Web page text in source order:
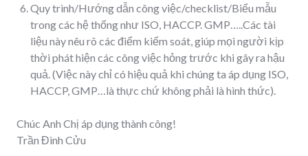
Quy trình/Hướng dẫn công việc/checklist/Biểu mẫu
trong các hệ thống như ISO, HACCP. GMP…..Các tài
liệu này nêu rõ các điểm kiểm soát, giúp mọi người kịp
thời phát hiện các công việc hỏng trước khi gây ra hậu
quả. (Việc này chỉ có hiệu quả khi chúng ta áp dụng ISO,
HACCP, GMP…là thực chứ không phải là hình thức).
Chúc Anh Chị áp dụng thành công!
Trần Đình Cửu